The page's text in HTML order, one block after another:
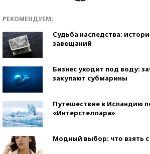
РЕКОМЕНДУЕМ:
Судьба наследства:
завещаний
Бизнес уходит под воду:
закупают субмарины
Путешествие в Исландию
«Интерстеллара»
Модный выбор: что взять с